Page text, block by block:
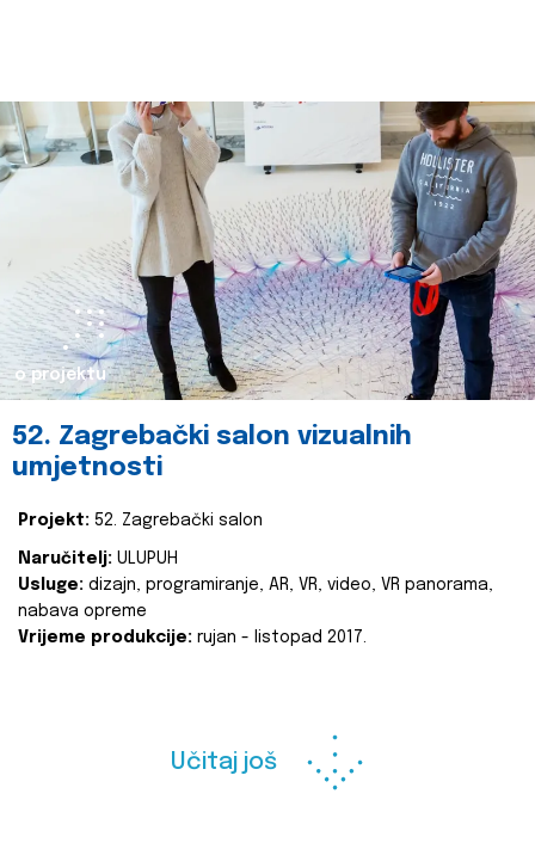
o projektu
52. Zagrebački salon vizualnih
umjetnosti
Projekt: 52. Zagrebački salon
Naručitelj: ULUPUH
Usluge: dizajn, programiranje, AR, VR, video, VR panorama,
nabava opreme
Vrijeme produkcije: rujan - listopad 2017.
Učitaj još